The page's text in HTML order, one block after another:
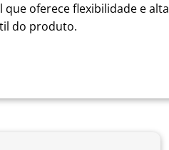
que oferece flexibilidade e alta
do produto.